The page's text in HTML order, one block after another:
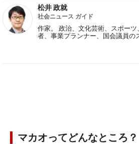
松井 政就
社会ニュース ガイド
作家。 政治、文化芸術、スポー
者、事業プランナー、国会議員の
マカオってどんなところ？